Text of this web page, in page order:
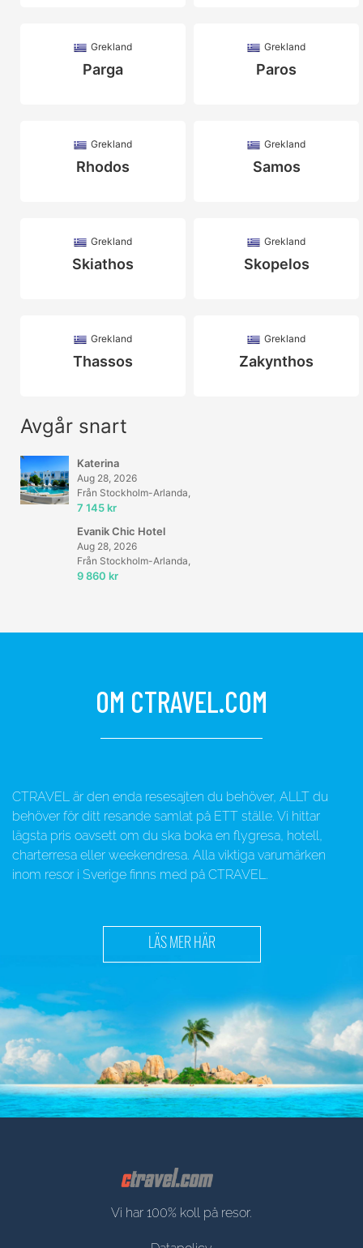
Grekland
Parga
Grekland
Paros
Grekland
Rhodos
Grekland
Samos
Grekland
Skiathos
Grekland
Skopelos
Grekland
Thassos
Grekland
Zakynthos
Avgår snart
Katerina
Aug 28, 2026
Från Stockholm-Arlanda,
7 145 kr
Evanik Chic Hotel
Aug 28, 2026
Från Stockholm-Arlanda,
9 860 kr
OM CTRAVEL.COM
CTRAVEL är den enda resesajten du behöver, ALLT du
behöver för ditt resande samlat på ETT ställe. Vi hittar
lägsta pris oavsett om du ska boka en flygresa, hotell,
charterresa eller weekendresa. Alla viktiga varumärken
inom resor i Sverige finns med på CTRAVEL.
LÄS MER HÄR
Vi har 100% koll på resor.